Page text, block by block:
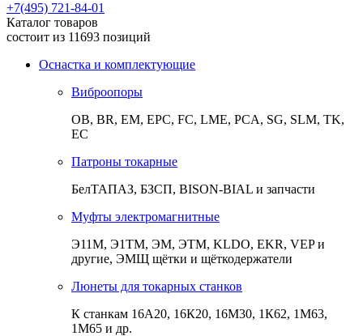
+7(495) 721-84-01
Каталог товаров
состоит из 11693 позиций
Оснастка и комплектующие
Виброопоры
ОВ, BR, EM, EPC, FC, LME, PCA, SG, SLM, TK,
EC
Патроны токарные
БелТАПАЗ, БЗСП, BISON-BIAL и запчасти
Муфты электромагнитные
Э11М, Э1ТМ, ЭМ, ЭТМ, KLDO, EKR, VEP и
другие, ЭМЩ щётки и щёткодержатели
Люнеты для токарных станков
К станкам 16А20, 16К20, 16М30, 1К62, 1М63,
1М65 и др.